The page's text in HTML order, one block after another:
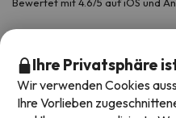
Bewertet mit 4.6/5 auf iOS und
Ihre Privatsphäre
Wir verwenden Cookies
Ihre Vorlieben